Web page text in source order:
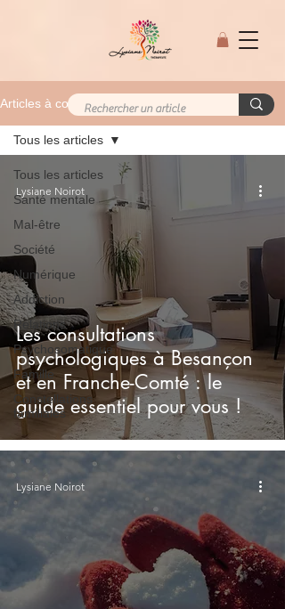
Articles à consulter
Tous les articles
Santé mentale
Mal-être
Société
Numérique
Addiction
Relations
Psychosomatique
Famille
Constellations
familiales
Tous les articles
Les consultations
psychologiques à Besançon
et en Franche-Comté : le
guide essentiel pour vous !
Lysiane Noirot
Lysiane Noirot